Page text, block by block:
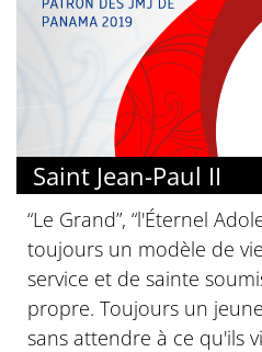
Saint Jean-Paul II
“Le Grand”, “l'Éternel
toujours un modèle de
service et de sainte
propre. Toujours un
sans attendre à ce qu'ils